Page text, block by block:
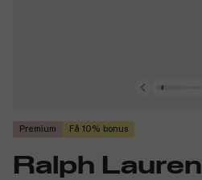
Premium Få 10% bonus
Ralph Lauren